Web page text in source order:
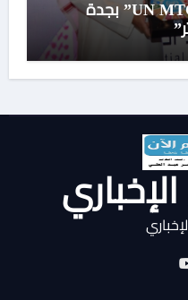
هاني الشريف وكيلاً لـ “UN MTC” بجدة
الإخباري